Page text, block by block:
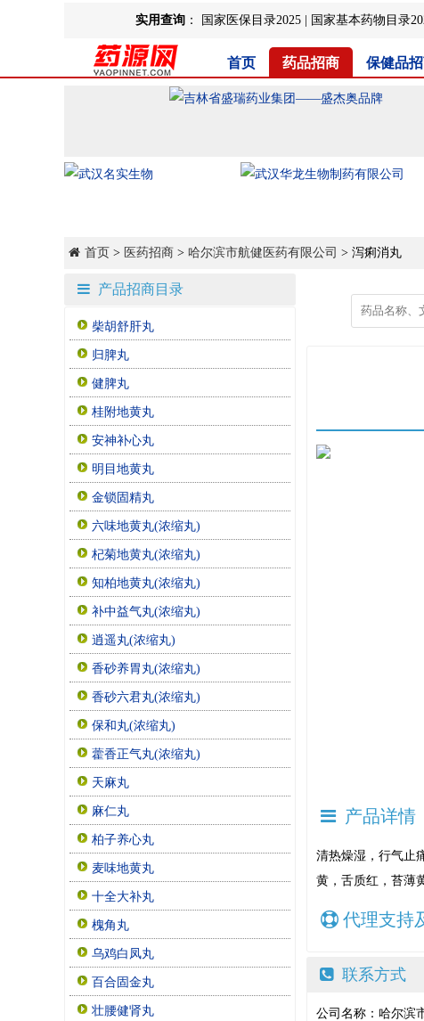
实用查询 ： 国家医保目录2025 国家基本药物目录
首页 药品招商 保健品
首页 > 医药招商 > 哈尔滨市航健医药有限公司 > 泻痢消丸
产品招商目录
柴胡舒肝丸
归脾丸
健脾丸
桂附地黄丸
安神补心丸
明目地黄丸
金锁固精丸
六味地黄丸(浓缩丸)
杞菊地黄丸(浓缩丸)
知柏地黄丸(浓缩丸)
补中益气丸(浓缩丸)
逍遥丸(浓缩丸)
香砂养胃丸(浓缩丸)
香砂六君丸(浓缩丸)
保和丸(浓缩丸)
藿香正气丸(浓缩丸)
天麻丸
麻仁丸
柏子养心丸
麦味地黄丸
十全大补丸
槐角丸
乌鸡白凤丸
百合固金丸
壮腰健肾丸
产品详情
清热燥湿，行气止
黄，舌质红，苔薄
代理支持
联系方式
公司名称：哈尔滨